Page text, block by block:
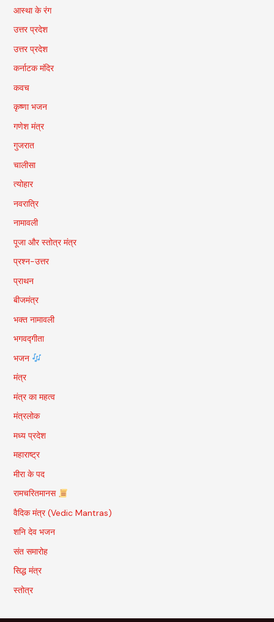
आस्था के रंग
उत्तर प्रदेश
उत्तर प्रदेश
कर्नाटक मंदिर
कवच
कृष्णा भजन
गणेश मंत्र
गुजरात
चालीसा
त्योहार
नवरात्रि
नामावली
पूजा और स्तोत्र मंत्र
प्रश्न-उत्तर
प्राथन
बीजमंत्र
भक्त नामावली
भगवद्गीता
भजन
मंत्र
मंत्र का महत्व
मंत्रलोक
मध्य प्रदेश
महाराष्ट्र
मीरा के पद
रामचरितमानस
वैदिक मंत्र (Vedic Mantras)
शनि देव भजन
संत समारोह
सिद्ध मंत्र
स्तोत्र